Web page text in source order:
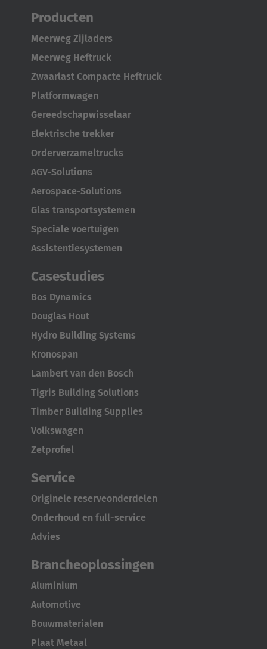
Producten
Meerweg Zijladers
Meerweg Heftruck
Zwaarlast Compacte Heftruck
Platformwagen
Gereedschapwisselaar
Elektrische trekker
Orderverzameltrucks
AGV-Solutions
Aerospace-Solutions
Glas transportsystemen
Speciale voertuigen
Assistentiesystemen
Casestudies
Bos Dynamics
Douglas Hout
Hydro Building Systems
Kronospan
Lambert van den Bosch
Tigris Building Solutions
Timber Building Supplies
Volkswagen
Zetprofiel
Service
Originele reserveonderdelen
Onderhoud en full-service
Advies
Brancheoplossingen
Aluminium
Automotive
Bouwmaterialen
Plaat Metaal